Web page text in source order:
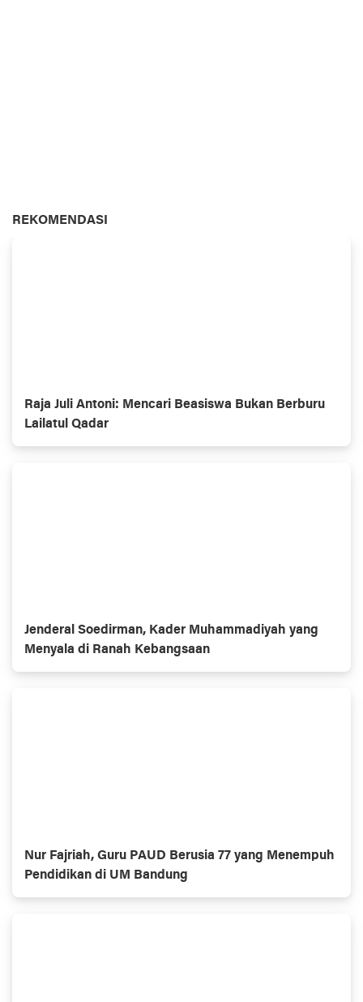
REKOMENDASI
Raja Juli Antoni: Mencari Beasiswa Bukan Berburu
Lailatul Qadar
Jenderal Soedirman, Kader Muhammadiyah yang
Menyala di Ranah Kebangsaan
Nur Fajriah, Guru PAUD Berusia 77 yang Menempuh
Pendidikan di UM Bandung